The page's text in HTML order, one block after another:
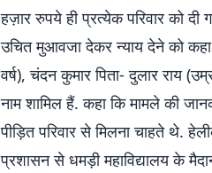
हज़ार रुपये ही प्रत्येक परिवार को दी
उचित मुआवजा देकर न्याय देने को
वर्ष), चंदन कुमार पिता- दुलार राय
नाम शामिल हैं. कहा कि मामले की
पीड़ित परिवार से मिलना चाहते थे.
प्रशासन से धमड़ी महाविद्यालय के